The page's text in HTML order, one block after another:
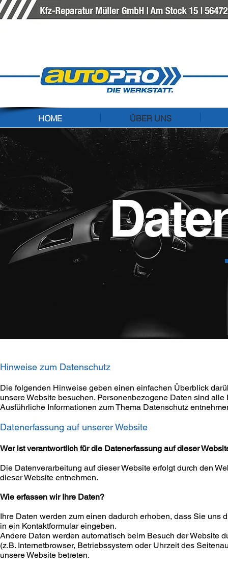
E-Mail:
HOME ÜBER UNS
Hinweise zum Datenschutz
Die folgenden Hinweise geben einen einfachen Überblick
unsere Website besuchen. Personenbezogene Daten sind
Ausführliche Informationen zum Thema Datenschutz
Datenerfassung auf unserer Website
Wer ist verantwortlich für die Datenerfassung auf dieser
Die Datenverarbeitung auf dieser Website erfolgt durch den
dieser Website entnehmen.
Wie erfassen wir Ihre Daten?
Ihre Daten werden zum einen dadurch erhoben, dass Sie uns
in ein Kontaktformular eingeben.
Andere Daten werden automatisch beim Besuch der Website
(z.B. Internetbrowser, Betriebssystem oder Uhrzeit des
unsere Website betreten.